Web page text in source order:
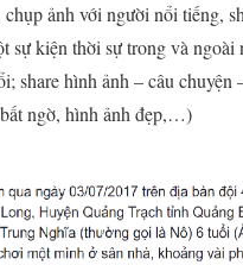
chụp ảnh với người nổi tiếng,
sự kiện thời sự trong và ngoài
share hình ảnh – câu chuyện
ngờ, hình ảnh đẹp,…)